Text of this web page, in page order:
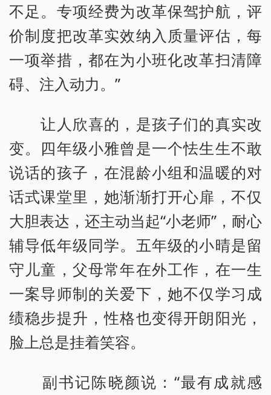
不足。专项经费为改革保驾护航，评
价制度把改革实效纳入质量评估，每
一项举措，都在为小班化改革扫清障
碍、注入动力。”
让人欣喜的，是孩子们的真实改
变。四年级小雅曾是一个怯生生不敢
说话的孩子，在混龄小组和温暖的对
话式课堂里，她渐渐打开心扉，不仅
大胆表达，还主动当起“小老师”，耐心
辅导低年级同学。五年级的小晴是留
守儿童，父母常年在外工作，在一生
一案导师制的关爱下，她不仅学习成
绩稳步提升，性格也变得开朗阳光，
脸上总是挂着笑容。
副书记陈晓颜说：“最有成就感